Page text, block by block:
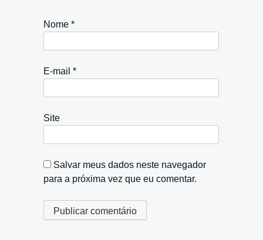
Nome *
E-mail *
Site
Salvar meus dados neste navegador
para a próxima vez que eu comentar.